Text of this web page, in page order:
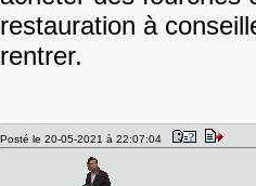
restauration à
rentrer.
Posté le 20-05-2021 à 22:07:04